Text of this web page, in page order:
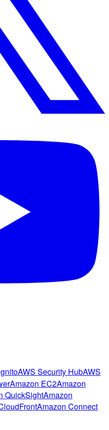
AWS Security HubAWS
Amazon EC2Amazon
QuickSightAmazon
Amazon Connect